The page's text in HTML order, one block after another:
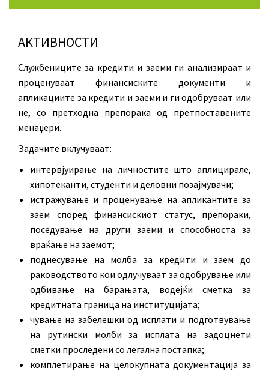
АКТИВНОСТИ
Службениците за кредити и заеми ги анализираат и
проценуваат финансиските документи и
апликациите за кредити и заеми и ги одобруваат или
не, со претходна препорака од претпоставените
менаџери.
Задачите вклучуваат:
интервјуирање на личностите што аплицирале,
хипотеканти, студенти и деловни позајмувачи;
истражување и проценување на апликантите за
заем според финансискиот статус, препораки,
поседување на други заеми и способноста за
враќање на заемот;
поднесување на молба за кредити и заем до
раководството кои одлучуваат за одобрување или
одбивање на барањата, водејќи сметка за
кредитната граница на институцијата;
чување на забелешки од исплати и подготвување
на рутински молби за исплата на задоцнети
сметки проследени со легална постапка;
комплетирање на целокупната документација за